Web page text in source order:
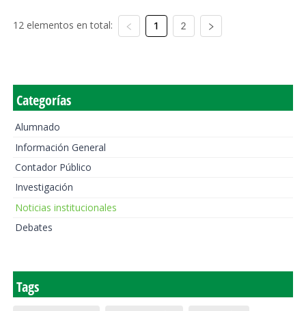
12 elementos en total: 1 2
Categorías
Alumnado
Información General
Contador Público
Investigación
Noticias institucionales
Debates
Tags